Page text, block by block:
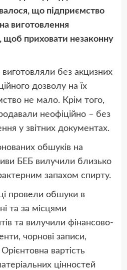
що підприємство
виготовлення
щоб приховати незаконну
виготовляли без акцизних
дозволу на їх
не мало. Крім того,
неофіційно – без
у звітних документах.
обшуків на
БЕБ вилучили близько
запахом спирту.
провели обшуки в
та за місцями
та вилучили фінансово-
чорнові записи,
вартість
цінностей